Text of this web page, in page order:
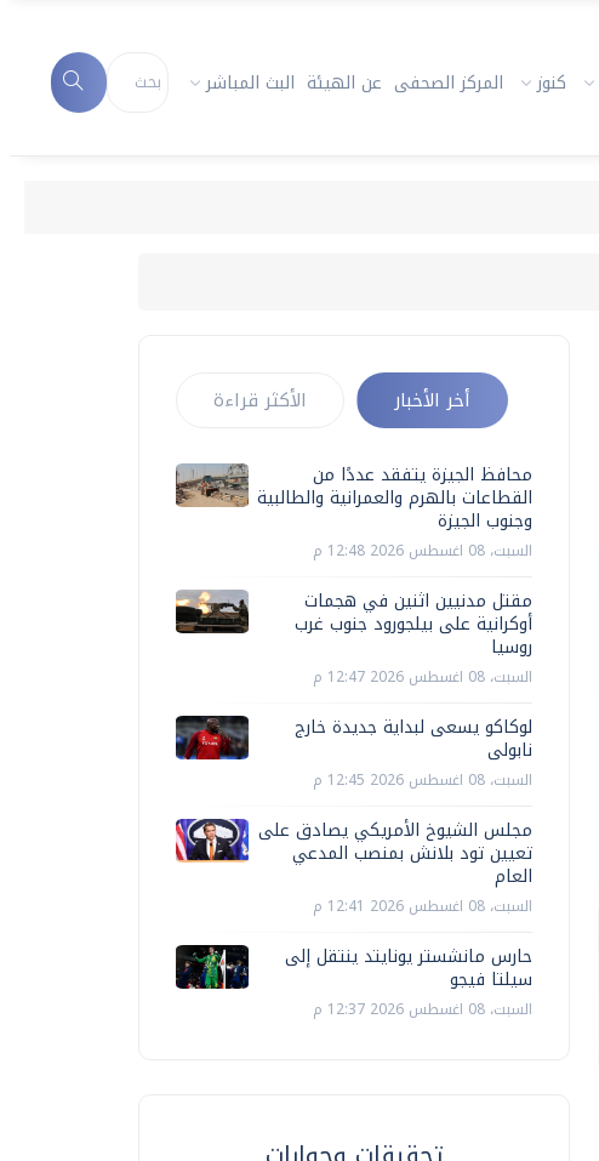
كنوز المركز الصحفى عن الهيئة البث المباشر
أخر الأخبار الأكثر قراءة
محافظ الجيزة يتفقد عددًا من
القطاعات بالهرم والعمرانية والطالبية
وجنوب الجيزة
السبت، 08 اغسطس 2026 12:48 م
مقتل مدنيين اثنين في هجمات
أوكرانية على بيلجورود جنوب غرب
روسيا
السبت، 08 اغسطس 2026 12:47 م
لوكاكو يسعى لبداية جديدة خارج
نابولى
السبت، 08 اغسطس 2026 12:45 م
مجلس الشيوخ الأمريكي يصادق على
تعيين تود بلانش بمنصب المدعي
العام
السبت، 08 اغسطس 2026 12:41 م
حارس مانشستر يونايتد ينتقل إلى
سيلتا فيجو
السبت، 08 اغسطس 2026 12:37 م